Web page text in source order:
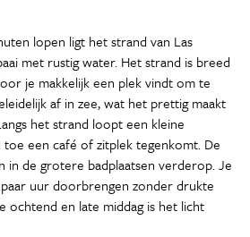
lopen ligt het strand van Las
met rustig water. Het strand is breed
je makkelijk een plek vindt om te
af in zee, wat het prettig maakt
het strand loopt een kleine
een café of zitplek tegenkomt. De
in de grotere badplaatsen verderop. Je
uur doorbrengen zonder drukte
ochtend en late middag is het licht